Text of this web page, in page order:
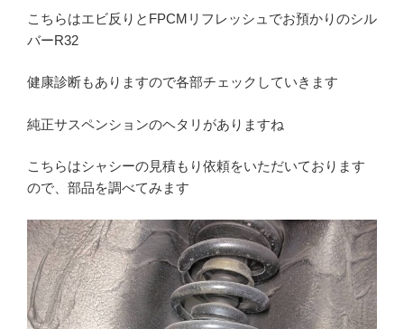
こちらはエビ反りとFPCMリフレッシュでお預かりのシル
バーR32
健康診断もありますので各部チェックしていきます
純正サスペンションのヘタリがありますね
こちらはシャシーの見積もり依頼をいただいております
ので、部品を調べてみます